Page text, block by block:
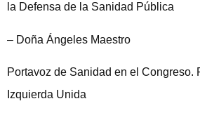
la Defensa de la Sanidad Pública
– Doña Ángeles Maestro
Portavoz de Sanidad en el Congreso.
Izquierda Unida